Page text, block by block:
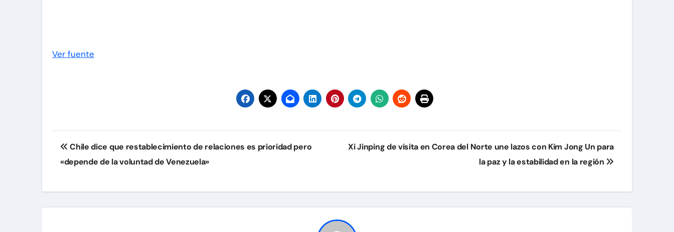
Ver fuente
Navegación
de
Chile dice que restablecimiento de relaciones es prioridad pero
«depende de la voluntad de Venezuela»
Xi Jinping de visita en Corea del Norte une lazos con Kim Jong Un para
la paz y la estabilidad en la región